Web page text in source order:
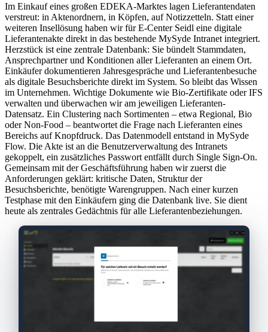
Im Einkauf eines großen EDEKA-Marktes lagen Lieferantendaten
verstreut: in Aktenordnern, in Köpfen, auf Notizzetteln. Statt einer
weiteren Insellösung haben wir für E-Center Seidl eine digitale
Lieferantenakte direkt in das bestehende MySyde Intranet integriert.
Herzstück ist eine zentrale Datenbank: Sie bündelt Stammdaten,
Ansprechpartner und Konditionen aller Lieferanten an einem Ort.
Einkäufer dokumentieren Jahresgespräche und Lieferantenbesuche
als digitale Besuchsberichte direkt im System. So bleibt das Wissen
im Unternehmen. Wichtige Dokumente wie Bio-Zertifikate oder IFS
verwalten und überwachen wir am jeweiligen Lieferanten-
Datensatz. Ein Clustering nach Sortimenten – etwa Regional, Bio
oder Non-Food – beantwortet die Frage nach Lieferanten eines
Bereichs auf Knopfdruck. Das Datenmodell entstand in MySyde
Flow. Die Akte ist an die Benutzerverwaltung des Intranets
gekoppelt, ein zusätzliches Passwort entfällt durch Single Sign-On.
Gemeinsam mit der Geschäftsführung haben wir zuerst die
Anforderungen geklärt: kritische Daten, Struktur der
Besuchsberichte, benötigte Warengruppen. Nach einer kurzen
Testphase mit den Einkäufern ging die Datenbank live. Sie dient
heute als zentrales Gedächtnis für alle Lieferantenbeziehungen.